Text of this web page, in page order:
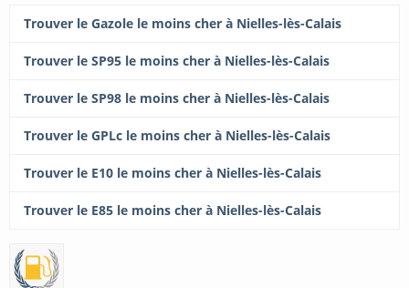
Trouver le Gazole le moins cher à Nielles-lès-Calais
Trouver le SP95 le moins cher à Nielles-lès-Calais
Trouver le SP98 le moins cher à Nielles-lès-Calais
Trouver le GPLc le moins cher à Nielles-lès-Calais
Trouver le E10 le moins cher à Nielles-lès-Calais
Trouver le E85 le moins cher à Nielles-lès-Calais